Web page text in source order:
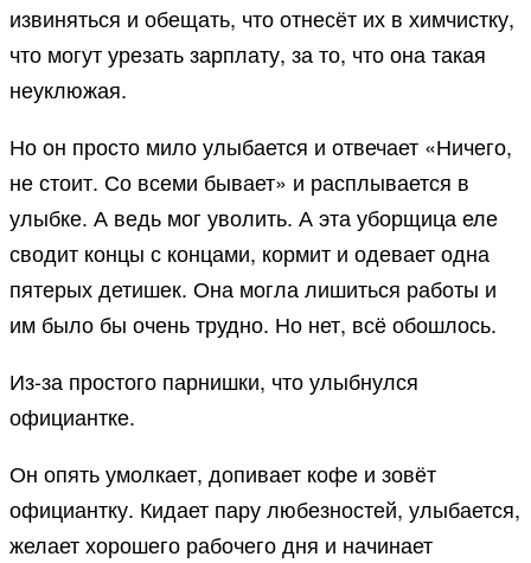
извиняться и обещать, что отнесёт их в химчистку,
что могут урезать зарплату, за то, что она такая
неуклюжая.
Но он просто мило улыбается и отвечает «Ничего,
не стоит. Со всеми бывает» и расплывается в
улыбке. А ведь мог уволить. А эта уборщица еле
сводит концы с концами, кормит и одевает одна
пятерых детишек. Она могла лишиться работы и
им было бы очень трудно. Но нет, всё обошлось.
Из-за простого парнишки, что улыбнулся
официантке.
Он опять умолкает, допивает кофе и зовёт
официантку. Кидает пару любезностей, улыбается,
желает хорошего рабочего дня и начинает